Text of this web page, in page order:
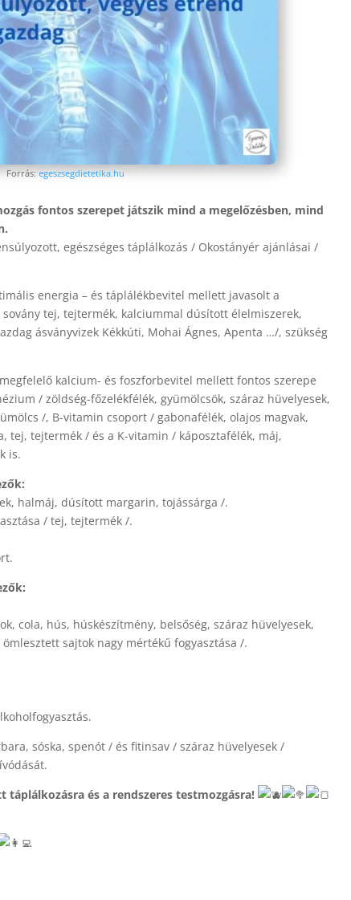
Forrás:egeszsegdietetika.hu
fontos szerepet játszik mind a megelőzésben, mind
egészséges táplálkozás / Okostányér ajánlásai /
energia – és táplálékbevitel mellett javasolt a
tej, tejtermék, kalciummal dúsított élelmiszerek,
ásványvizek Kékkúti, Mohai Ágnes, Apenta …/, szükség
kalcium- és foszforbevitel mellett fontos szerepe
/ zöldség-főzelékfélék, gyümölcsök, száraz hüvelyesek,
/, B-vitamin csoport / gabonafélék, olajos magvak,
tej, tejtermék / és a K-vitamin / káposztafélék, máj,
is.
halmáj, dúsított margarin, tojássárga /.
/ tej, tejtermék /.
cola, hús, húskészítmény, belsőség, száraz hüvelyesek,
sajtok nagy mértékű fogyasztása /.
sóska, spenót / és fitinsav / száraz hüvelyesek /
és a rendszeres testmozgásra!